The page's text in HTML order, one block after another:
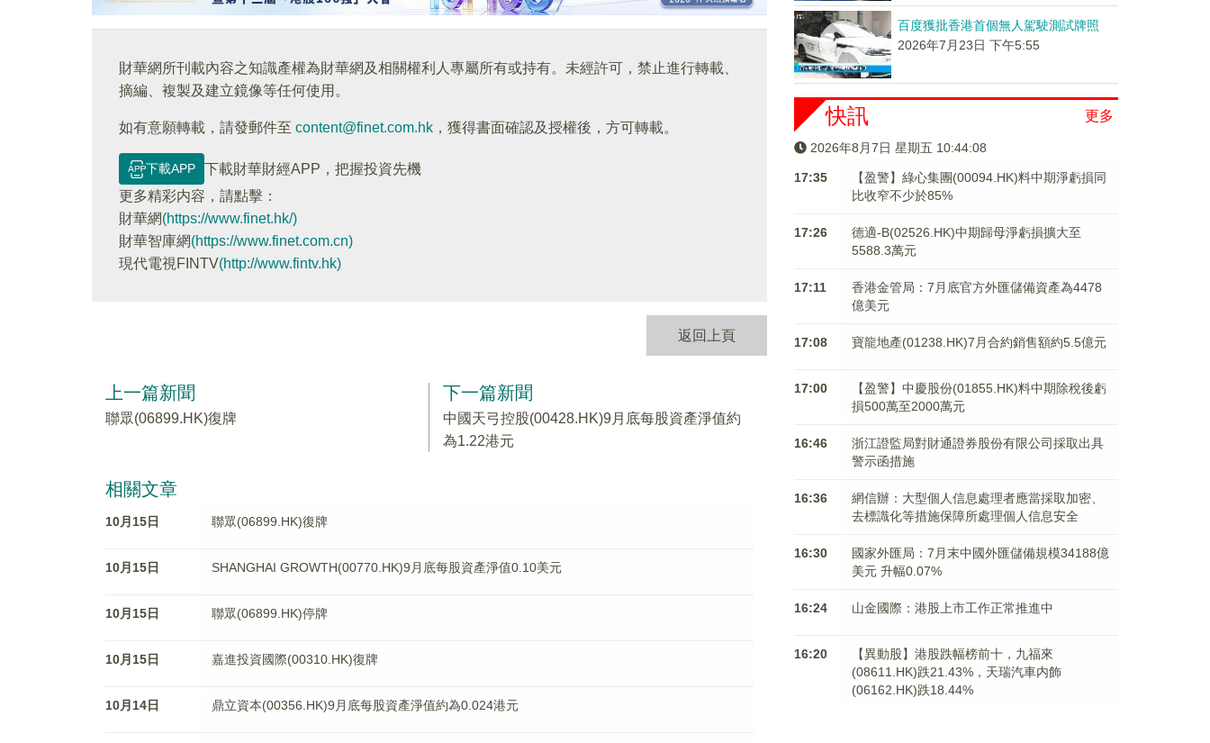
財華網所刊載內容之知識產權為財華網及相關權利人專屬所有或持有。未經許可，禁止進行轉載、
摘編、複製及建立鏡像等任何使用。
如有意願轉載，請發郵件至 content@finet.com.hk ，獲得書面確認及授權後，方可轉載。
下載APP
下載財華財經APP，把握投資先機
更多精彩内容，請點擊：
財華網(https://www.finet.hk/)
財華智庫網(https://www.finet.com.cn)
現代電視FINTV(http://www.fintv.hk)
返回上頁
上一篇新聞
聯眾(06899.HK)復牌
下一篇新聞
中國天弓控股(00428.HK)9月底每股資產淨值約
為1.22港元
相關文章
10月15日 聯眾(06899.HK)復牌
10月15日 SHANGHAI GROWTH(00770.HK)9月底每股資產淨值0.10美元
10月15日 聯眾(06899.HK)停牌
10月15日 嘉進投資國際(00310.HK)復牌
10月14日 鼎立資本(00356.HK)9月底每股資產淨值約為0.024港元
百度獲批香港首個無人駕駛測試牌照
2026年7月23日 下午5:55
更多
快訊
2026年8月7日 星期五 10:44:08
17:35
【盈警】綠心集團(00094.HK)料中期淨虧損同
比收窄不少於85%
17:26
德適-B(02526.HK)中期歸母淨虧損擴大至
5588.3萬元
17:11
香港金管局：7月底官方外匯儲備資產為4478
億美元
17:08 寶龍地產(01238.HK)7月合約銷售額約5.5億元
17:00
【盈警】中慶股份(01855.HK)料中期除稅後虧
損500萬至2000萬元
16:46
浙江證監局對財通證券股份有限公司採取出具
警示函措施
16:36
網信辦：大型個人信息處理者應當採取加密、
去標識化等措施保障所處理個人信息安全
16:30
國家外匯局：7月末中國外匯儲備規模34188億
美元 升幅0.07%
16:24 山金國際：港股上市工作正常推進中
16:20
【異動股】港股跌幅榜前十，九福來
(08611.HK)跌21.43%，天瑞汽車内飾
(06162.HK)跌18.44%